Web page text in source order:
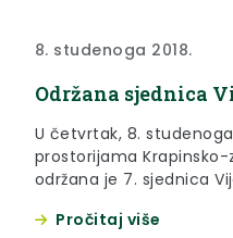
8. studenoga 2018.
Održana sjednica
U četvrtak, 8.
prostorijama Krapinsko-
održana je 7. sjednica
Pročitaj više